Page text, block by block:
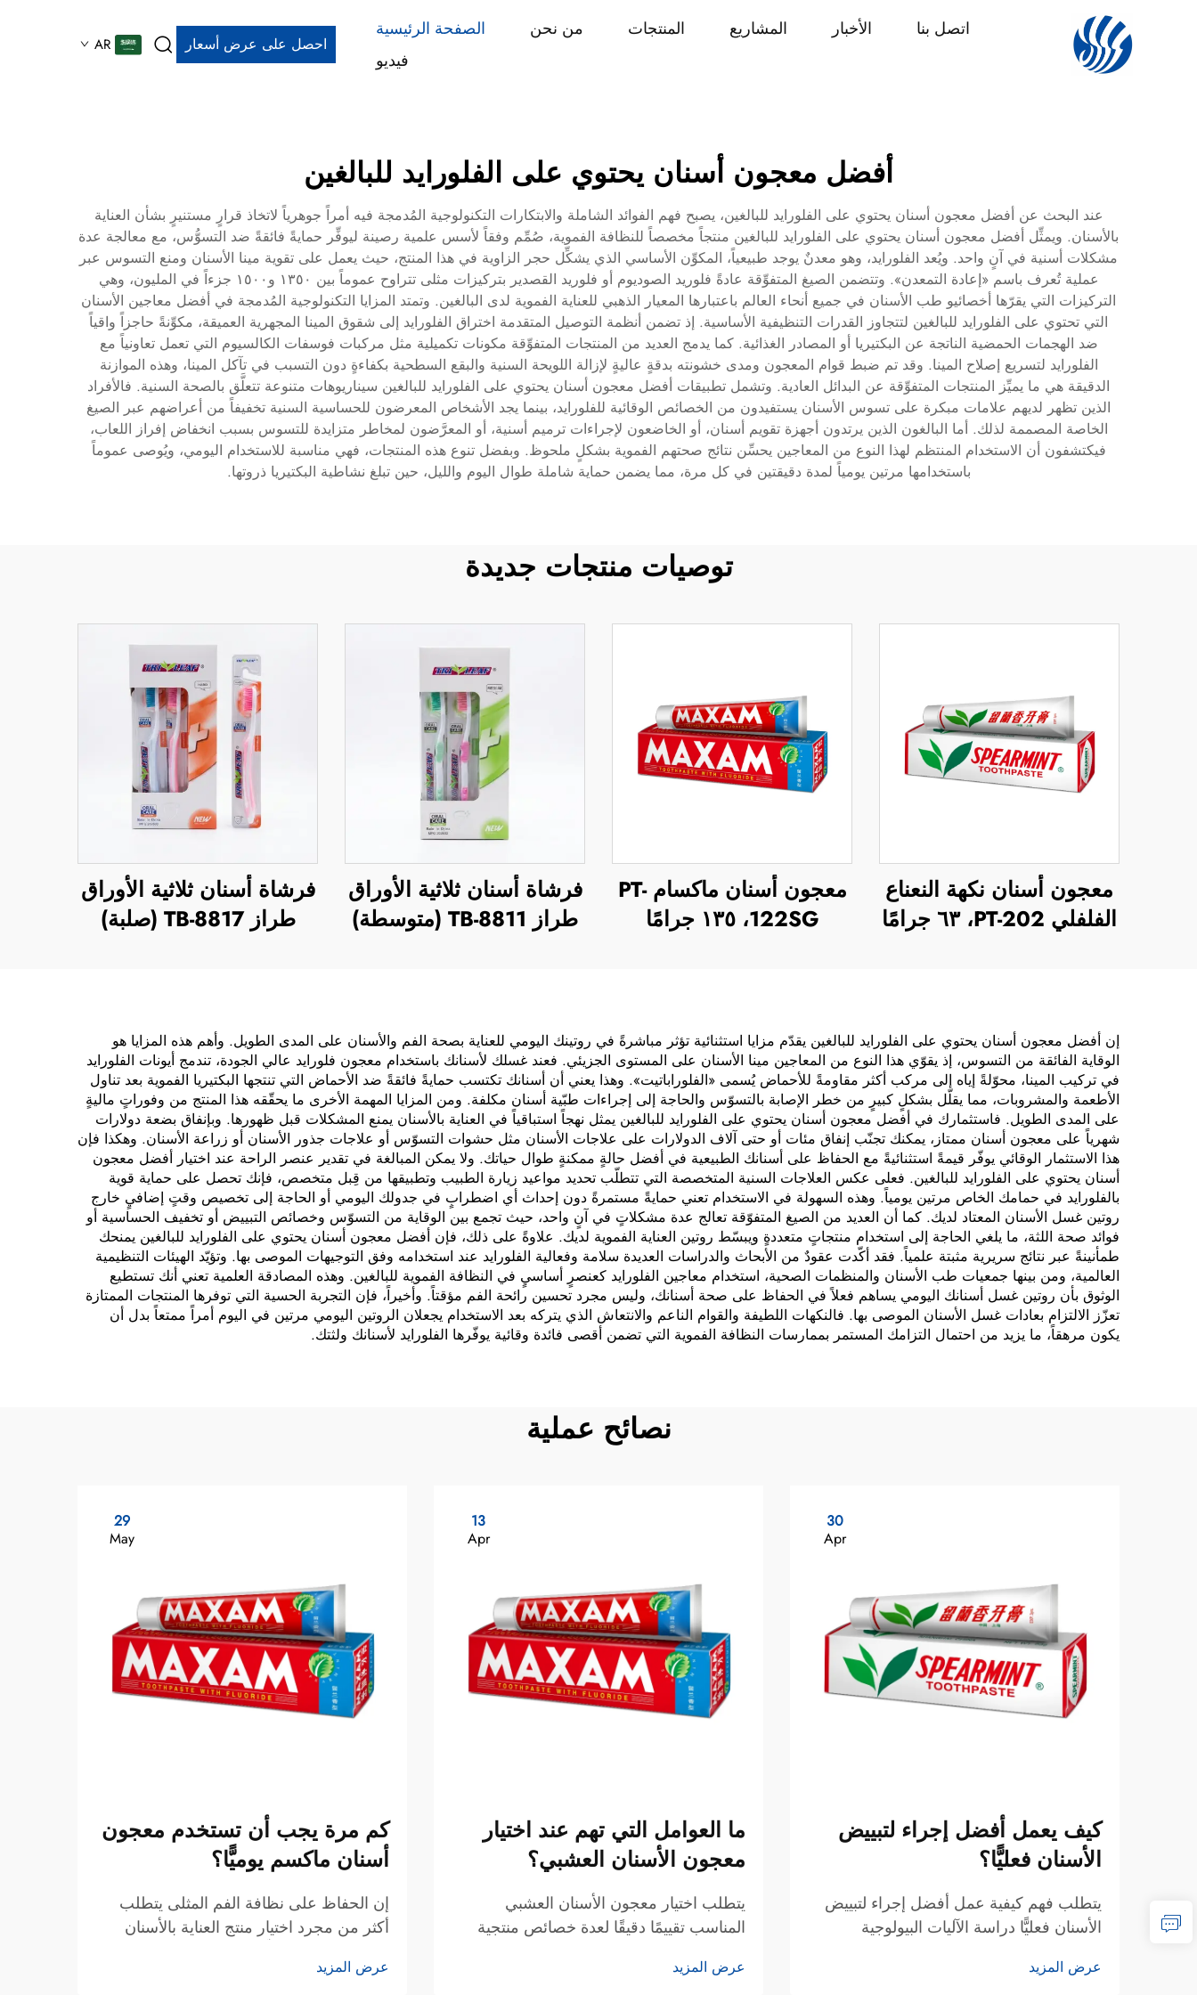
الصفحة الرئيسية من نحن المنتجات المشاريع الأخبار
اتصل بنا
فيديو
احصل على عرض أسعار AR
أفضل معجون أسنان يحتوي على الفلورايد للبالغين
عند البحث عن أفضل معجون أسنان يحتوي على الفلورايد للبالغين، يصبح فهم الفوائد الشاملة والابتكارات التكنولوجية المُدمجة فيه أمراً جوهرياً لاتخاذ قرارٍ مستنيرٍ بشأن العناية
بالأسنان. ويمثِّل أفضل معجون أسنان يحتوي على الفلورايد للبالغين منتجاً مخصصاً للنظافة الفموية، صُمِّم وفقاً لأسس علمية رصينة ليوفِّر حمايةً فائقةً ضد التسوُّس، مع معالجة عدة
مشكلات أسنية في آنٍ واحد. ويُعد الفلورايد، وهو معدنٌ يوجد طبيعياً، المكوِّن الأساسي الذي يشكِّل حجر الزاوية في هذا المنتج، حيث يعمل على تقوية مينا الأسنان ومنع التسوس عبر
عملية تُعرف باسم «إعادة التمعدن». وتتضمن الصيغ المتفوِّقة عادةً فلوريد الصوديوم أو فلوريد القصدير بتركيزات مثلى تتراوح عموماً بين ١٣٥٠ و١٥٠٠ جزءاً في المليون، وهي
التركيزات التي يقرّها أخصائيو طب الأسنان في جميع أنحاء العالم باعتبارها المعيار الذهبي للعناية الفموية لدى البالغين. وتمتد المزايا التكنولوجية المُدمجة في أفضل معاجين الأسنان
التي تحتوي على الفلورايد للبالغين لتتجاوز القدرات التنظيفية الأساسية. إذ تضمن أنظمة التوصيل المتقدمة اختراق الفلورايد إلى شقوق المينا المجهرية العميقة، مكوِّنةً حاجزاً واقياً
ضد الهجمات الحمضية الناتجة عن البكتيريا أو المصادر الغذائية. كما يدمج العديد من المنتجات المتفوِّقة مكونات تكميلية مثل مركبات فوسفات الكالسيوم التي تعمل تعاونياً مع
الفلورايد لتسريع إصلاح المينا. وقد تم ضبط قوام المعجون ومدى خشونته بدقةٍ عاليةٍ لإزالة اللويحة السنية والبقع السطحية بكفاءةٍ دون التسبب في تآكل المينا، وهذه الموازنة
الدقيقة هي ما يميِّز المنتجات المتفوِّقة عن البدائل العادية. وتشمل تطبيقات أفضل معجون أسنان يحتوي على الفلورايد للبالغين سيناريوهات متنوعة تتعلَّق بالصحة السنية. فالأفراد
الذين تظهر لديهم علامات مبكرة على تسوس الأسنان يستفيدون من الخصائص الوقائية للفلورايد، بينما يجد الأشخاص المعرضون للحساسية السنية تخفيفاً من أعراضهم عبر الصيغ
الخاصة المصممة لذلك. أما البالغون الذين يرتدون أجهزة تقويم أسنان، أو الخاضعون لإجراءات ترميم أسنية، أو المعرَّضون لمخاطر متزايدة للتسوس بسبب انخفاض إفراز اللعاب،
فيكتشفون أن الاستخدام المنتظم لهذا النوع من المعاجين يحسِّن نتائج صحتهم الفموية بشكلٍ ملحوظ. وبفضل تنوع هذه المنتجات، فهي مناسبة للاستخدام اليومي، ويُوصى عموماً
باستخدامها مرتين يومياً لمدة دقيقتين في كل مرة، مما يضمن حماية شاملة طوال اليوم والليل، حين تبلغ نشاطية البكتيريا ذروتها.
توصيات منتجات جديدة
معجون أسنان نكهة النعناع
الفلفلي PT-202، ٦٣ جرامًا
معجون أسنان ماكسام PT-
122SG، ١٣٥ جرامًا
فرشاة أسنان ثلاثية الأوراق
طراز TB-8811 (متوسطة)
فرشاة أسنان ثلاثية الأوراق
طراز TB-8817 (صلبة)
إن أفضل معجون أسنان يحتوي على الفلورايد للبالغين يقدّم مزايا استثنائية تؤثر مباشرةً في روتينك اليومي للعناية بصحة الفم والأسنان على المدى الطويل. وأهم هذه المزايا هو
الوقاية الفائقة من التسوس، إذ يقوّي هذا النوع من المعاجين مينا الأسنان على المستوى الجزيئي. فعند غسلك لأسنانك باستخدام معجون فلورايد عالي الجودة، تندمج أيونات الفلورايد
في تركيب المينا، محوّلةً إياه إلى مركب أكثر مقاومةً للأحماض يُسمى «الفلوراباتيت». وهذا يعني أن أسنانك تكتسب حمايةً فائقةً ضد الأحماض التي تنتجها البكتيريا الفموية بعد تناول
الأطعمة والمشروبات، مما يقلّل بشكلٍ كبيرٍ من خطر الإصابة بالتسوّس والحاجة إلى إجراءات طبّية أسنان مكلفة. ومن المزايا المهمة الأخرى ما يحقّقه هذا المنتج من وفوراتٍ ماليةٍ
على المدى الطويل. فاستثمارك في أفضل معجون أسنان يحتوي على الفلورايد للبالغين يمثل نهجاً استباقياً في العناية بالأسنان يمنع المشكلات قبل ظهورها. وبإنفاق بضعة دولارات
شهرياً على معجون أسنان ممتاز، يمكنك تجنّب إنفاق مئات أو حتى آلاف الدولارات على علاجات الأسنان مثل حشوات التسوّس أو علاجات جذور الأسنان أو زراعة الأسنان. وهكذا فإن
هذا الاستثمار الوقائي يوفّر قيمةً استثنائيةً مع الحفاظ على أسنانك الطبيعية في أفضل حالةٍ ممكنةٍ طوال حياتك. ولا يمكن المبالغة في تقدير عنصر الراحة عند اختيار أفضل معجون
أسنان يحتوي على الفلورايد للبالغين. فعلى عكس العلاجات السنية المتخصصة التي تتطلّب تحديد مواعيد زيارة الطبيب وتطبيقها من قِبل متخصص، فإنك تحصل على حماية قوية
بالفلورايد في حمامك الخاص مرتين يومياً. وهذه السهولة في الاستخدام تعني حمايةً مستمرةً دون إحداث أي اضطرابٍ في جدولك اليومي أو الحاجة إلى تخصيص وقتٍ إضافيٍ خارج
روتين غسل الأسنان المعتاد لديك. كما أن العديد من الصيغ المتفوّقة تعالج عدة مشكلاتٍ في آنٍ واحد، حيث تجمع بين الوقاية من التسوّس وخصائص التبييض أو تخفيف الحساسية أو
فوائد صحة اللثة، ما يلغي الحاجة إلى استخدام منتجاتٍ متعددةٍ ويبسّط روتين العناية الفموية لديك. علاوةً على ذلك، فإن أفضل معجون أسنان يحتوي على الفلورايد للبالغين يمنحك
طمأنينةً عبر نتائج سريرية مثبتة علمياً. فقد أكّدت عقودٌ من الأبحاث والدراسات العديدة سلامة وفعالية الفلورايد عند استخدامه وفق التوجيهات الموصى بها. وتؤيّد الهيئات التنظيمية
العالمية، ومن بينها جمعيات طب الأسنان والمنظمات الصحية، استخدام معاجين الفلورايد كعنصرٍ أساسيٍ في النظافة الفموية للبالغين. وهذه المصادقة العلمية تعني أنك تستطيع
الوثوق بأن روتين غسل أسنانك اليومي يساهم فعلاً في الحفاظ على صحة أسنانك، وليس مجرد تحسين رائحة الفم مؤقتاً. وأخيراً، فإن التجربة الحسية التي توفرها المنتجات الممتازة
تعزّز الالتزام بعادات غسل الأسنان الموصى بها. فالنكهات اللطيفة والقوام الناعم والانتعاش الذي يتركه بعد الاستخدام يجعلان الروتين اليومي مرتين في اليوم أمراً ممتعاً بدل أن
يكون مرهقاً، ما يزيد من احتمال التزامك المستمر بممارسات النظافة الفموية التي تضمن أقصى فائدة وقائية يوفّرها الفلورايد لأسنانك ولثتك.
نصائح عملية
30
Apr
كيف يعمل أفضل إجراء لتبييض
الأسنان فعليًّا؟
يتطلب فهم كيفية عمل أفضل إجراء لتبييض
الأسنان فعليًّا دراسة الآليات البيولوجية
تحوِّل مينا الأسنان المصطبغ إلى ابتسامة أكثر
عرض المزيد
13
Apr
ما العوامل التي تهم عند اختيار
معجون الأسنان العشبي؟
يتطلب اختيار معجون الأسنان العشبي
المناسب تقييمًا دقيقًا لعدة خصائص منتجية
المستخدم، والصحة السنية على المدى
عرض المزيد
29
May
كم مرة يجب أن تستخدم معجون
أسنان ماكسم يوميًّا؟
إن الحفاظ على نظافة الفم المثلى يتطلب
أكثر من مجرد اختيار منتج العناية بالأسنان
وطرق الاستخدام لتحقيق أقصى فائدة مع
عرض المزيد